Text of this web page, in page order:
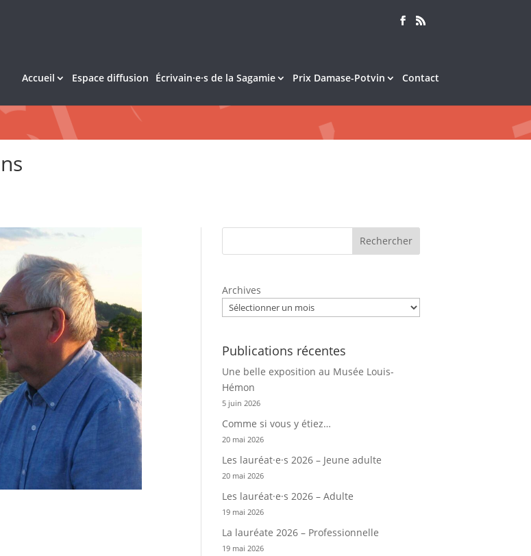
Accueil Espace diffusion Écrivain·e·s de la Sagamie Prix Damase-Potvin Contact
Rechercher
Archives
Publications récentes
Une belle exposition au Musée Louis-
Hémon
5 juin 2026
Comme si vous y étiez…
20 mai 2026
Les lauréat·e·s 2026 – Jeune adulte
20 mai 2026
Les lauréat·e·s 2026 – Adulte
19 mai 2026
La lauréate 2026 – Professionnelle
19 mai 2026